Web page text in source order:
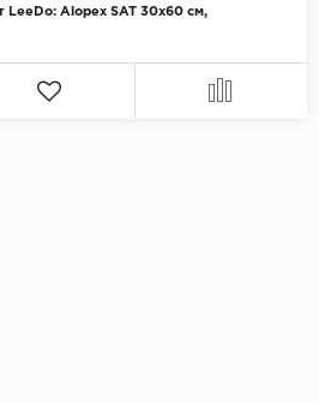
LeeDo: Alopex SAT 30x60 см,